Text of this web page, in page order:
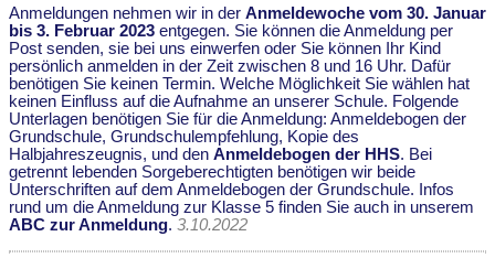
Anmeldungen nehmen wir in der Anmeldewoche vom 30. Januar
bis 3. Februar 2023 entgegen. Sie können die Anmeldung per
Post senden, sie bei uns einwerfen oder Sie können Ihr Kind
persönlich anmelden in der Zeit zwischen 8 und 16 Uhr. Dafür
benötigen Sie keinen Termin. Welche Möglichkeit Sie wählen hat
keinen Einfluss auf die Aufnahme an unserer Schule. Folgende
Unterlagen benötigen Sie für die Anmeldung: Anmeldebogen der
Grundschule, Grundschulempfehlung, Kopie des
Halbjahreszeugnis, und den Anmeldebogen der HHS. Bei
getrennt lebenden Sorgeberechtigten benötigen wir beide
Unterschriften auf dem Anmeldebogen der Grundschule. Infos
rund um die Anmeldung zur Klasse 5 finden Sie auch in unserem
ABC zur Anmeldung. 3.10.2022